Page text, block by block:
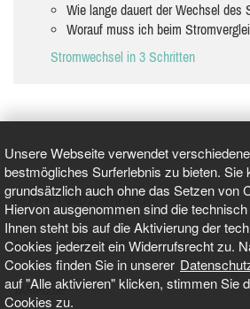
Unsere Webseite verwendet
bestmögliches Surferlebnis zu bieten. Sie
grundsätzlich auch ohne das Setzen von
Hiervon ausgenommen sind die
Ihnen steht bis auf die Aktivierung der
Cookies jederzeit ein Widerrufsrecht zu.
Cookies finden Sie in unserer
auf "Alle aktivieren" klicken, stimmen Sie
Cookies zu.
Wie lange dauert der Wechsel des
Worauf muss ich beim
Stromwechsel in 3 Schritten
GEPRÜFT UND ZERTIFIZIERT
AKTUELLE NACHRICHTEN
TARIFO.DE